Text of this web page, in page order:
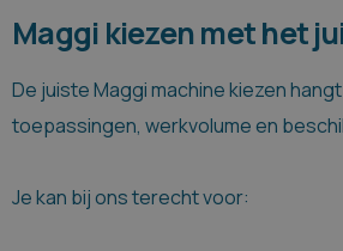
Maggi kiezen met het
De juiste Maggi machine kiezen
toepassingen, werkvolume en
Je kan bij ons terecht voor: